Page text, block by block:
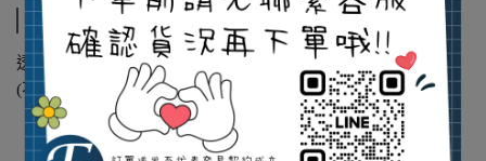
運送為宅配無自取
透過廠商或宅配配送，預計訂單成立後1-7個工作天內送達
(不含周六、日及國定假日)!